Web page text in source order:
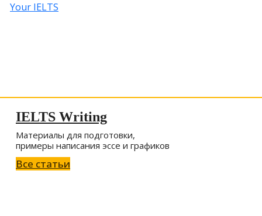
Your IELTS
IELTS Writing
Материалы для подготовки,
примеры написания эссе и графиков
Все статьи